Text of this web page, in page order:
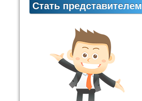
Стать представителем